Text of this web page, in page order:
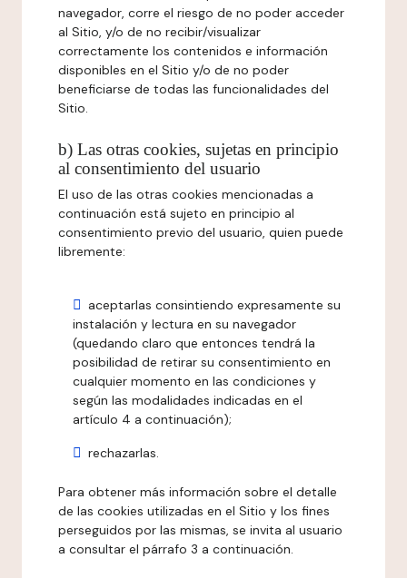
navegador, corre el riesgo de no poder acceder
al Sitio, y/o de no recibir/visualizar
correctamente los contenidos e información
disponibles en el Sitio y/o de no poder
beneficiarse de todas las funcionalidades del
Sitio.
b) Las otras cookies, sujetas en principio
al consentimiento del usuario
El uso de las otras cookies mencionadas a
continuación está sujeto en principio al
consentimiento previo del usuario, quien puede
libremente:
aceptarlas consintiendo expresamente su
instalación y lectura en su navegador
(quedando claro que entonces tendrá la
posibilidad de retirar su consentimiento en
cualquier momento en las condiciones y
según las modalidades indicadas en el
artículo 4 a continuación);
rechazarlas.
Para obtener más información sobre el detalle
de las cookies utilizadas en el Sitio y los fines
perseguidos por las mismas, se invita al usuario
a consultar el párrafo 3 a continuación.